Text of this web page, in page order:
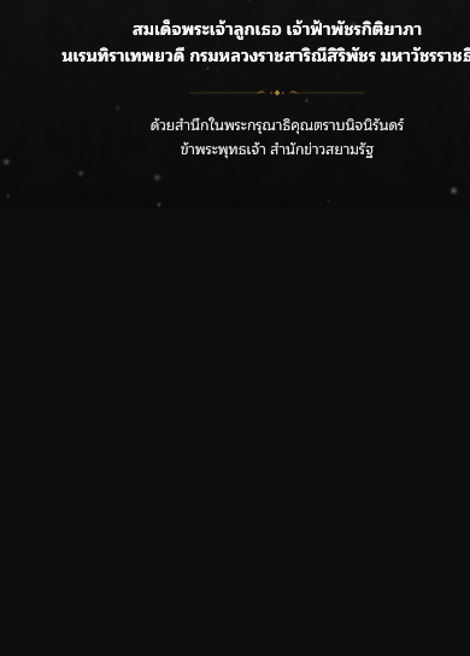
ทรายใต้ เสริมความมั่นคงน้ำเพชรบุรี
ตรอง “G.O.A.T”
กรมชลฯ เกาะติดฝนทั่วประเทศ เตรียมเครื่องจักรรับมือน้ำ